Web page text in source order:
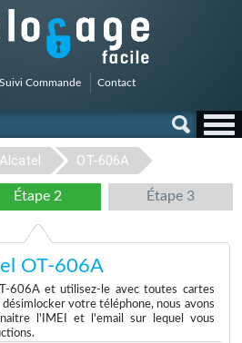
Suivi Commande Contact
Alcatel OT-606A
Étape 2 Étape 3
OT-606A
606A et utilisez-le avec toutes cartes
votre téléphone, nous avons
l'IMEI et l'email sur lequel vous